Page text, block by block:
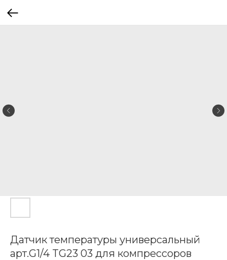
Датчик температуры универсальный
арт.G1/4 TG23 03 для компрессоров